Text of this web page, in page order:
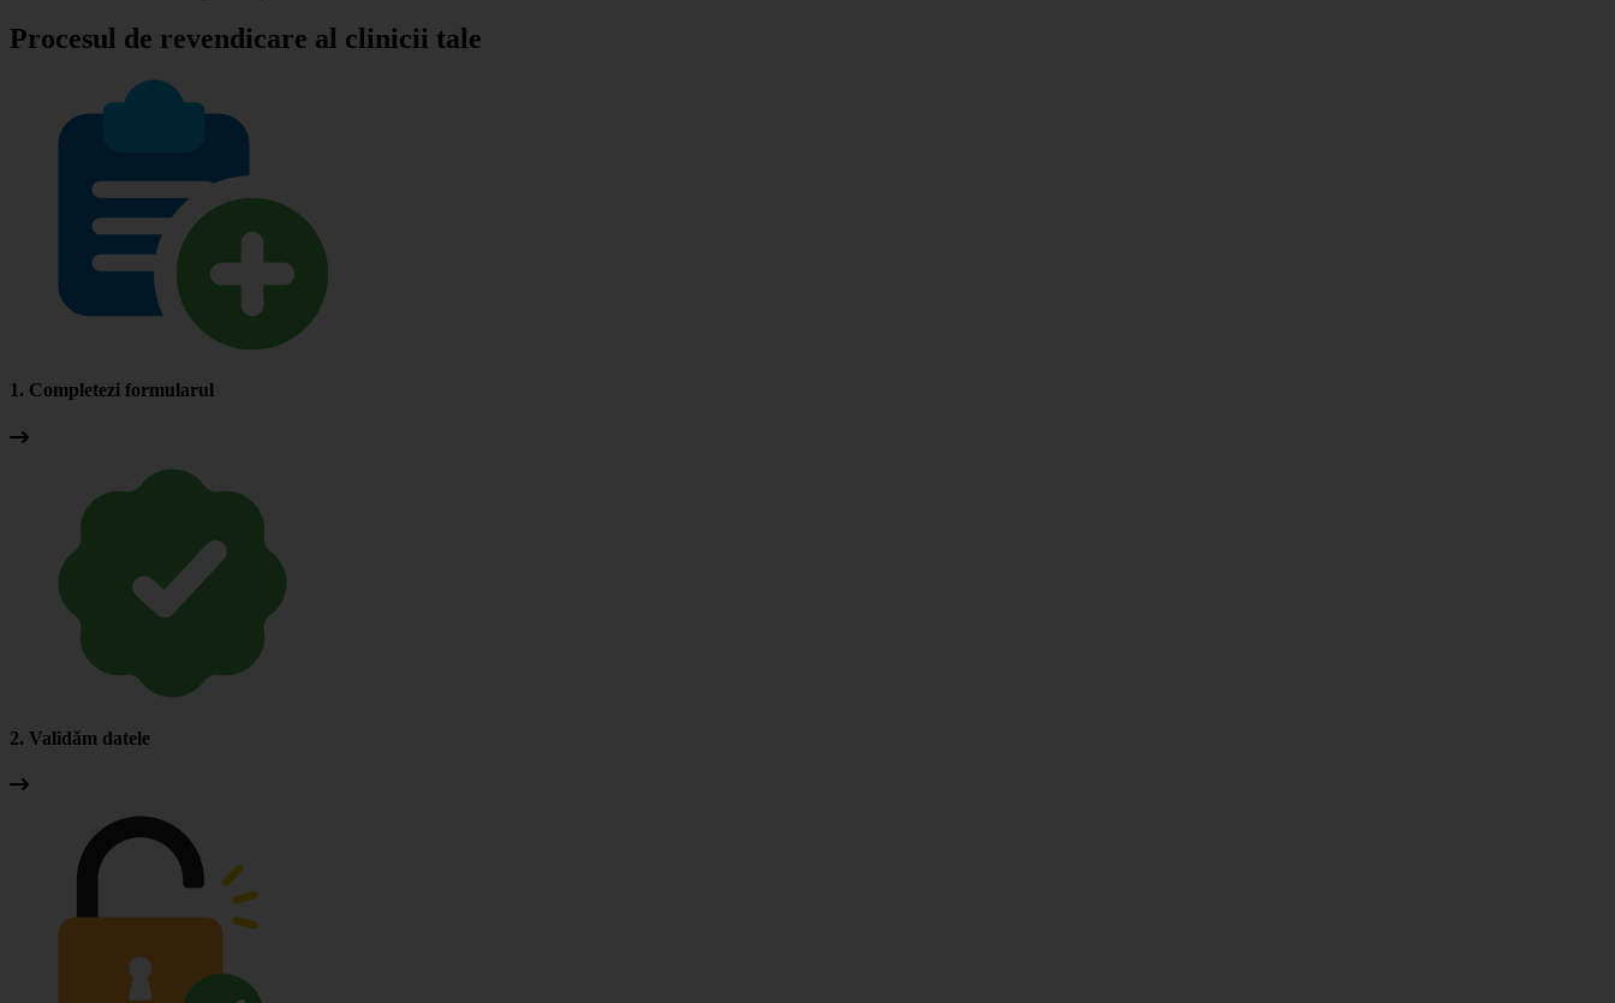
Procesul de revendicare al clinicii tale
1. Completezi formularul
2. Validăm datele